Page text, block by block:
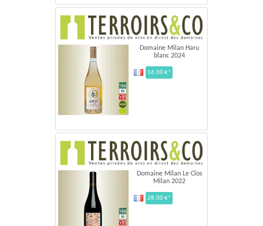
Domaine Milan Haru
blanc 2024
16.00 €*
Domaine Milan Le Clos
Milan 2022
28.00 €*